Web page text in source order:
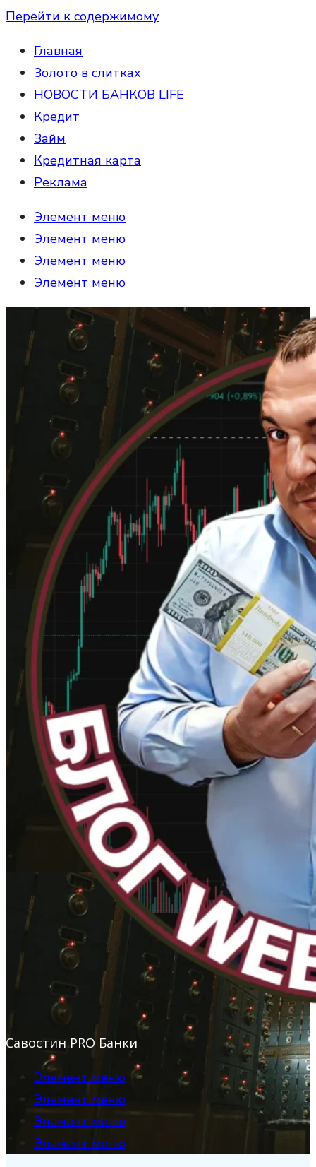
Перейти к содержимому
Главная
Золото в слитках
НОВОСТИ БАНКОВ LIFE
Кредит
Займ
Кредитная карта
Реклама
Элемент меню
Элемент меню
Элемент меню
Элемент меню
Савостин PRO Банки
Элемент меню
Элемент меню
Элемент меню
Элемент меню